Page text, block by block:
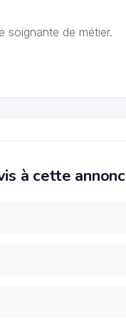
soignante de métier.
à cette